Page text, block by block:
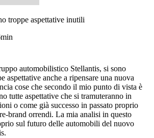
troppe aspettative inutili
automobilistico Stellantis, si sono
aspettative anche a ripensare una nuova
cose che secondo il mio punto di vista è
tutte aspettative che si tramuteranno in
o come già successo in passato proprio
brand orrendi. La mia analisi in questo
sul futuro delle automobili del nuovo